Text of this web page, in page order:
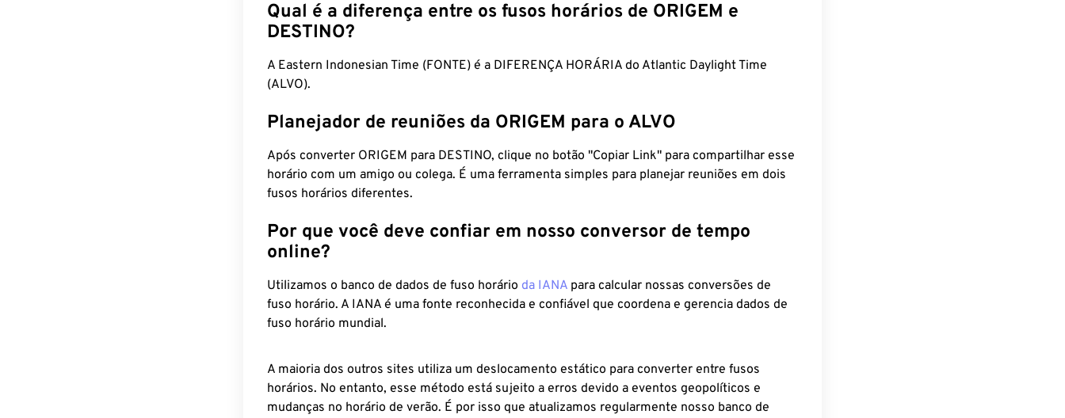
Qual é a diferença entre os fusos horários de ORIGEM e
DESTINO?
A Eastern Indonesian Time (FONTE) é a DIFERENÇA HORÁRIA do Atlantic Daylight Time
(ALVO).
Planejador de reuniões da ORIGEM para o ALVO
Após converter ORIGEM para DESTINO, clique no botão "Copiar Link" para compartilhar esse
horário com um amigo ou colega. É uma ferramenta simples para planejar reuniões em dois
fusos horários diferentes.
Por que você deve confiar em nosso conversor de tempo
online?
Utilizamos o banco de dados de fuso horário da IANA para calcular nossas conversões de
fuso horário. A IANA é uma fonte reconhecida e confiável que coordena e gerencia dados de
fuso horário mundial.
A maioria dos outros sites utiliza um deslocamento estático para converter entre fusos
horários. No entanto, esse método está sujeito a erros devido a eventos geopolíticos e
mudanças no horário de verão. É por isso que atualizamos regularmente nosso banco de